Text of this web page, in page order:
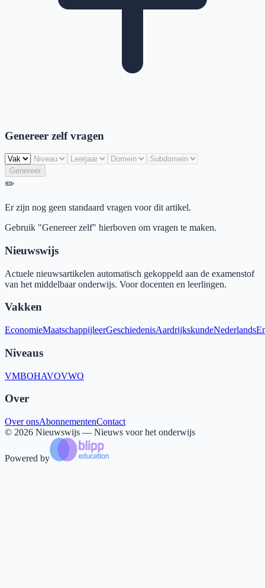
Genereer zelf vragen
Genereer
✏️
Er zijn nog geen standaard vragen voor dit artikel.
Gebruik "Genereer zelf" hierboven om vragen te maken.
Nieuwswijs
Actuele nieuwsartikelen automatisch gekoppeld aan de examenstof
van het middelbaar onderwijs. Voor docenten en leerlingen.
Vakken
EconomieMaatschappijleerGeschiedenisAardrijkskundeNederlands
Niveaus
VMBOHAVOVWO
Over
Over onsAbonnementenContact
© 2026 Nieuwswijs — Nieuws voor het onderwijs
Powered by